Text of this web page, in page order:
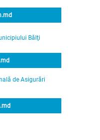
Bălţi
de Asigurări